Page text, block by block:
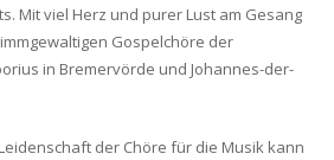
Mit viel Herz und purer Lust am Gesang
Gospelchöre der
in Bremervörde und Johannes-der-
der Chöre für die Musik kann